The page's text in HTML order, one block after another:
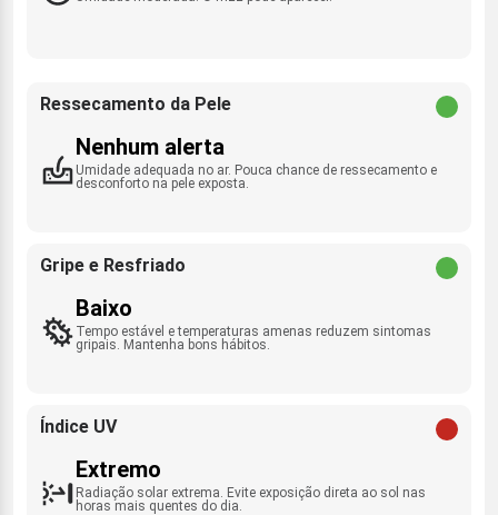
Ressecamento da Pele
Nenhum alerta
Umidade adequada no ar. Pouca chance de ressecamento e
desconforto na pele exposta.
Gripe e Resfriado
Baixo
Tempo estável e temperaturas amenas reduzem sintomas
gripais. Mantenha bons hábitos.
Índice UV
Extremo
Radiação solar extrema. Evite exposição direta ao sol nas
horas mais quentes do dia.